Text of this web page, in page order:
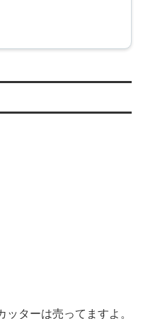
ターは売ってますよ。